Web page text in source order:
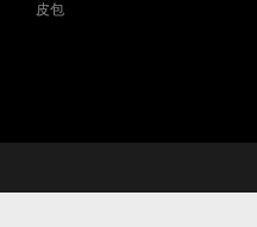
皮包